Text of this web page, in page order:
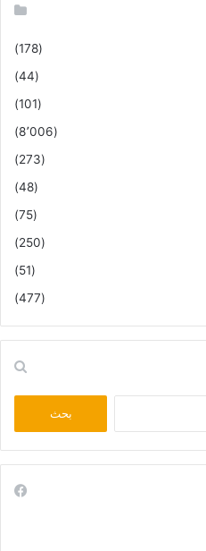
(178)
(44)
(101)
(8٬006)
(273)
(48)
(75)
(250)
(51)
(477)